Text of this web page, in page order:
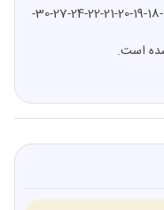
سایزبندی بکس ها: 10-11-12-13-14-15-16-17-18-19-20-21-22-24-27-30-
است.